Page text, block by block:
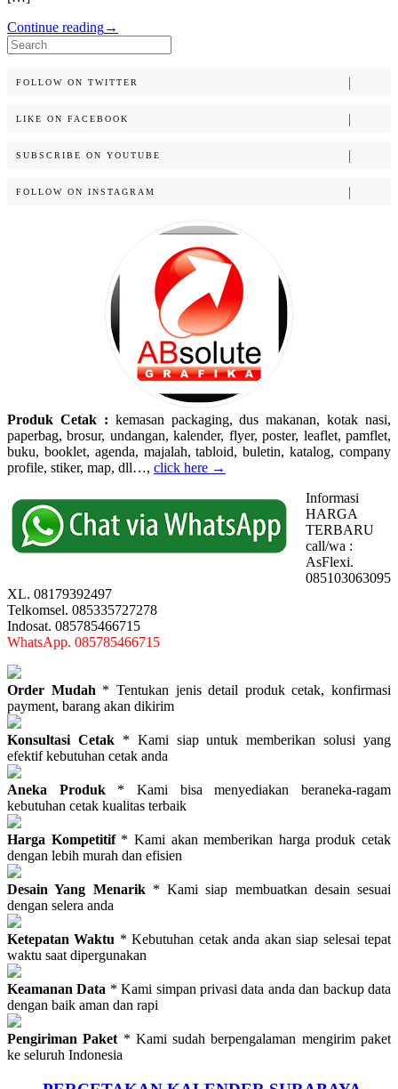
Continue reading→
Search
for:
FOLLOW ON TWITTER
LIKE ON FACEBOOK
SUBSCRIBE ON YOUTUBE
FOLLOW ON INSTAGRAM
Produk Cetak : kemasan packaging, dus makanan, kotak nasi,
paperbag, brosur, undangan, kalender, flyer, poster, leaflet, pamflet,
buku, booklet, agenda, majalah, tabloid, buletin, katalog, company
profile, stiker, map, dll…, click here →
Informasi
HARGA
TERBARU
call/wa :
AsFlexi.
085103063095
XL. 08179392497
Telkomsel. 085335727278
Indosat. 085785466715
WhatsApp. 085785466715
Order Mudah * Tentukan jenis detail produk cetak, konfirmasi
payment, barang akan dikirim
Konsultasi Cetak* Kami siap untuk memberikan solusi yang
efektif kebutuhan cetak anda
Aneka Produk * Kami bisa menyediakan beraneka-ragam
kebutuhan cetak kualitas terbaik
Harga Kompetitif* Kami akan memberikan harga produk cetak
dengan lebih murah dan efisien
Desain Yang Menarik* Kami siap membuatkan desain sesuai
dengan selera anda
Ketepatan Waktu * Kebutuhan cetak anda akan siap selesai tepat
waktu saat dipergunakan
Keamanan Data * Kami simpan privasi data anda dan backup data
dengan baik aman dan rapi
Pengiriman Paket * Kami sudah berpengalaman mengirim paket
ke seluruh Indonesia